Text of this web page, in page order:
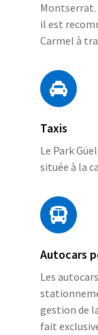
Montserrat.
il est
Carmel à
Taxis
Le Park
située à la
Autocars
Les
gestion de
fait